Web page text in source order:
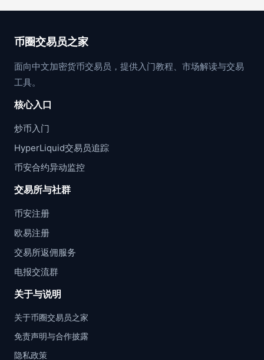
币圈交易员之家
面向中文加密货币交易员，提供入门教程、市场解读与交易
工具。
核心入口
炒币入门
HyperLiquid交易员追踪
币安合约异动监控
交易所与社群
币安注册
欧易注册
交易所返佣服务
电报交流群
关于与说明
关于币圈交易员之家
免责声明与合作披露
隐私政策